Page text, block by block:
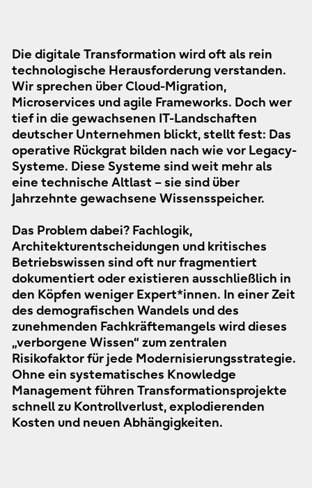
Die digitale Transformation wird oft als rein
technologische Herausforderung verstanden.
Wir sprechen über Cloud-Migration,
Microservices und agile Frameworks. Doch wer
tief in die gewachsenen IT-Landschaften
deutscher Unternehmen blickt, stellt fest: Das
operative Rückgrat bilden nach wie vor Legacy-
Systeme. Diese Systeme sind weit mehr als
eine technische Altlast – sie sind über
Jahrzehnte gewachsene Wissensspeicher.
Das Problem dabei? Fachlogik,
Architekturentscheidungen und kritisches
Betriebswissen sind oft nur fragmentiert
dokumentiert oder existieren ausschließlich in
den Köpfen weniger Expert*innen. In einer Zeit
des demografischen Wandels und des
zunehmenden Fachkräftemangels wird dieses
„verborgene Wissen“ zum zentralen
Risikofaktor für jede Modernisierungsstrategie.
Ohne ein systematisches Knowledge
Management führen Transformationsprojekte
schnell zu Kontrollverlust, explodierenden
Kosten und neuen Abhängigkeiten.